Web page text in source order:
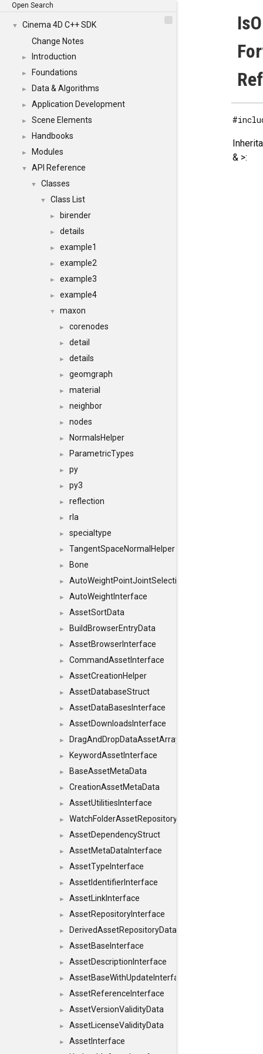
Open Search
▼
Cinema 4D C++ SDK
Change Notes
► Introduction
► Foundations
► Data & Algorithms
► Application Development
► Scene Elements
► Handbooks
► Modules
▼ API Reference
▼ Classes
▼ Class List
► birender
► details
► example1
► example2
► example3
► example4
▼ maxon
► corenodes
► detail
► details
► geomgraph
► material
► neighbor
► nodes
► NormalsHelper
► ParametricTypes
► py
► py3
► reflection
► rla
► specialtype
► TangentSpaceNormalHelper
► Bone
► AutoWeightPointJointSelections
► AutoWeightInterface
► AssetSortData
► BuildBrowserEntryData
► AssetBrowserInterface
► CommandAssetInterface
► AssetCreationHelper
► AssetDatabaseStruct
► AssetDataBasesInterface
► AssetDownloadsInterface
► DragAndDropDataAssetArray
► KeywordAssetInterface
► BaseAssetMetaData
► CreationAssetMetaData
► AssetUtilitiesInterface
► WatchFolderAssetRepositoryInterface
► AssetDependencyStruct
► AssetMetaDataInterface
► AssetTypeInterface
► AssetIdentifierInterface
► AssetLinkInterface
► AssetRepositoryInterface
► DerivedAssetRepositoryDataInterface
► AssetBaseInterface
► AssetDescriptionInterface
► AssetBaseWithUpdateInterface
► AssetReferenceInterface
► AssetVersionValidityData
► AssetLicenseValidityData
►
AssetInterface
& >: